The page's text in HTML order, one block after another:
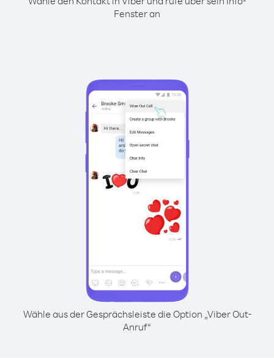
Fenster an
Wähle aus der Gesprächsleiste die Option „Viber Out-
Anruf“